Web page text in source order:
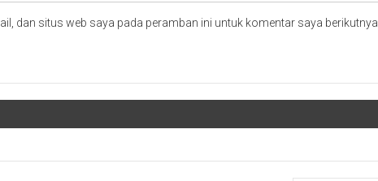
dan situs web saya pada peramban ini untuk komentar saya berikutnya.